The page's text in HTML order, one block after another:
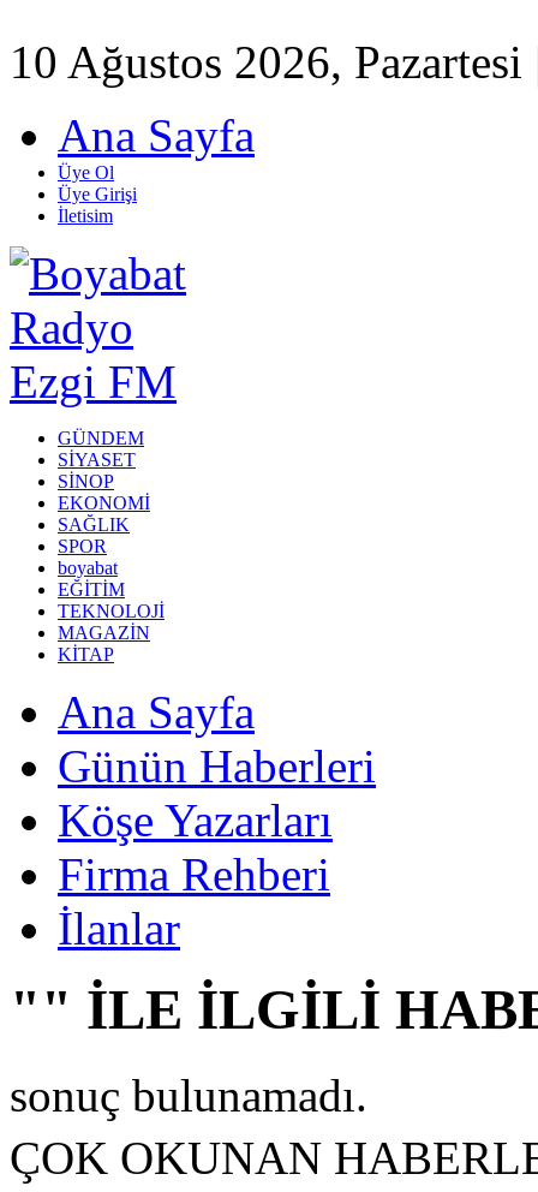
10 Ağustos 2026,
Ana Sayfa
Üye Ol
Üye Girişi
İletisim
GÜNDEM
SİYASET
SİNOP
EKONOMİ
SAĞLIK
SPOR
boyabat
EĞİTİM
TEKNOLOJİ
MAGAZİN
KİTAP
Ana Sayfa
Günün Haberleri
Köşe Yazarları
Firma Rehberi
İlanlar
"" İLE İLGİLİ
sonuç bulunamadı.
ÇOK OKUNAN